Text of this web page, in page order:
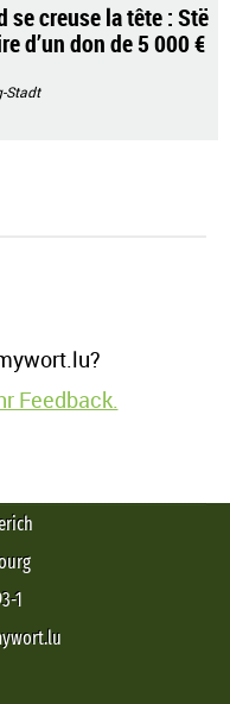
se creuse la tête : Stë
d’un don de 5 000 €
Stadt
Feedback.
1